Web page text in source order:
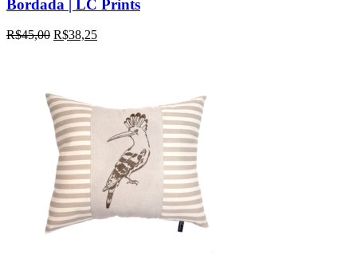
Bordada | LC Prints
R$45,00 R$38,25